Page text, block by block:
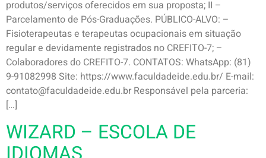
produtos/serviços oferecidos em sua proposta; II –
Parcelamento de Pós-Graduações. PÚBLICO-ALVO: –
Fisioterapeutas e terapeutas ocupacionais em situação
regular e devidamente registrados no CREFITO-7; –
Colaboradores do CREFITO-7. CONTATOS: WhatsApp: (81)
9-91082998 Site: https://www.faculdadeide.edu.br/ E-mail:
contato@faculdadeide.edu.br Responsável pela parceria:
[…]
WIZARD – ESCOLA DE